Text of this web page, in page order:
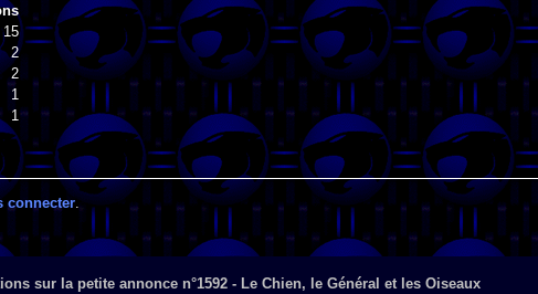
15
2
2
1
1
connecter.
sur la petite annonce n°1592 - Le Chien, le Général et les Oiseaux